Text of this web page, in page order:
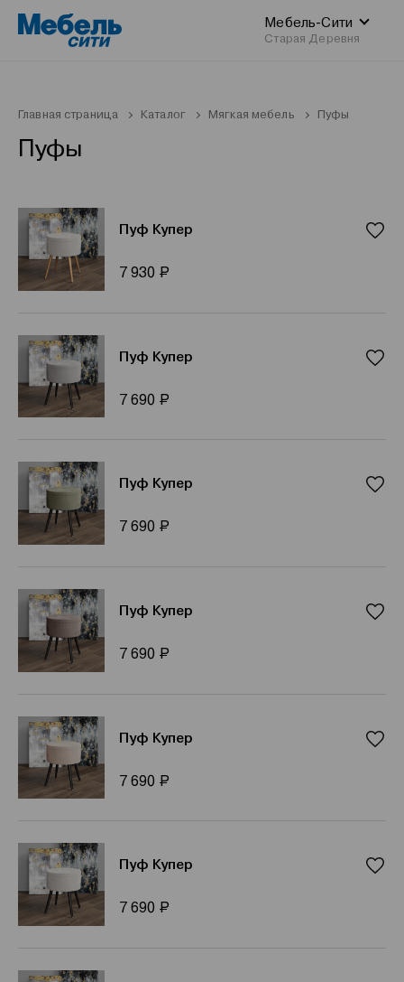
Мебель-Сити
Старая Деревня
Главная страница Каталог Мягкая мебель Пуфы
Пуфы
Пуф Купер
7 930 Р
Пуф Купер
7 690 Р
Пуф Купер
7 690 Р
Пуф Купер
7 690 Р
Пуф Купер
7 690 Р
Пуф Купер
7 690 Р